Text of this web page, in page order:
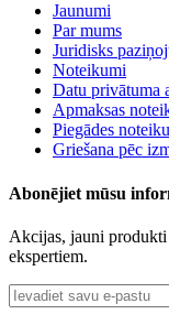
Jaunumi
Par mums
Juridisks
Noteikumi
Datu privātuma
Apmaksas
Piegādes
Griešana pēc
Abonējiet mūsu
Akcijas, jauni
ekspertiem.